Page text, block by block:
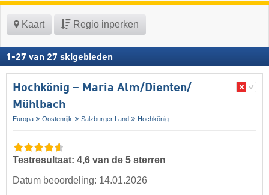
Kaart Regio inperken
1 -27 van 27 skigebieden
Hochkönig – Maria Alm/​Dienten/​
Mühlbach
Europa Oostenrijk Salzburger Land Hochkönig
Testresultaat: 4,6 van de 5 sterren
Datum beoordeling: 14.01.2026